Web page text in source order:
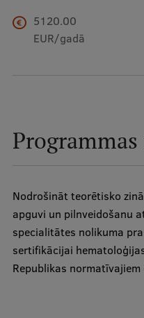
Mobile
Maģistra studiju
Rezidentūra
Uzņemšana
Praktiska informācija
5120.00
EUR/gadā
Nodrošināt teorētisko
apguvi un pilnveidošanu
specialitātes nolikuma
sertifikācijai
Republikas normatīvajiem